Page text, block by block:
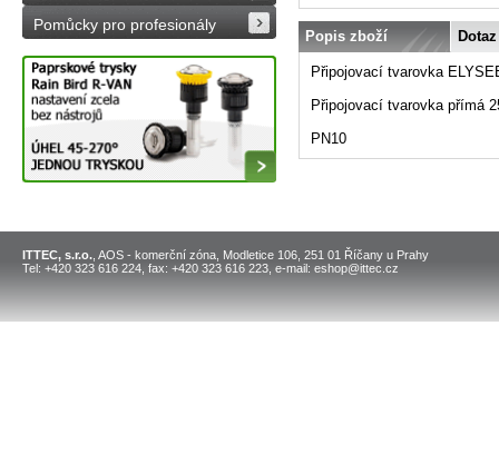
Pomůcky pro profesionály
Popis zboží
Připojovací tvarovka
Připojovací tvarovka přímá
PN10
ITTEC, s.r.o. , AOS - komerční zóna, Modletice 106, 251 01 Říčany u Prahy
Tel: +420 323 616 224, fax: +420 323 616 223, e-mail: eshop@ittec.cz